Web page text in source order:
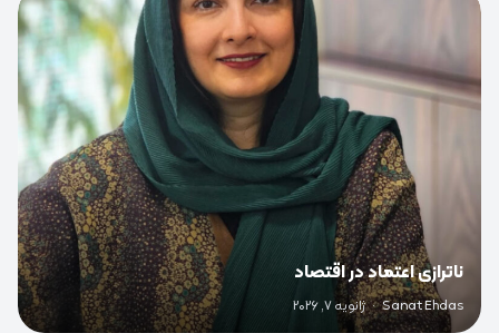
ناترازی اعتماد در اقتصاد
Sanat Ehdas
· ژانویه 7, 2026